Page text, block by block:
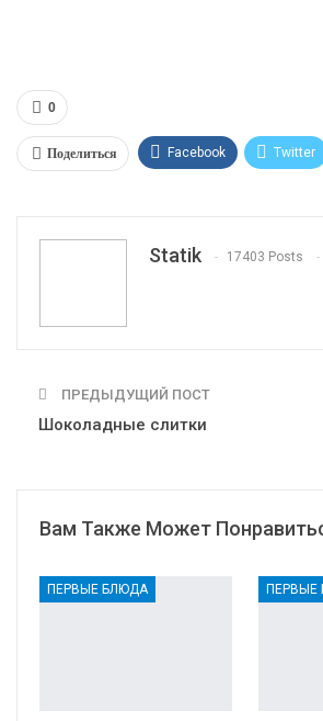
0
Поделиться Facebook Twitter
Statik 17403 Posts
ПРЕДЫДУЩИЙ ПОСТ
Шоколадные слитки
Вам Также Может
ПЕРВЫЕ БЛЮДА ПЕРВЫЕ